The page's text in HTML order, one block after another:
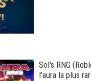
Sol's RNG
l'aura la plus